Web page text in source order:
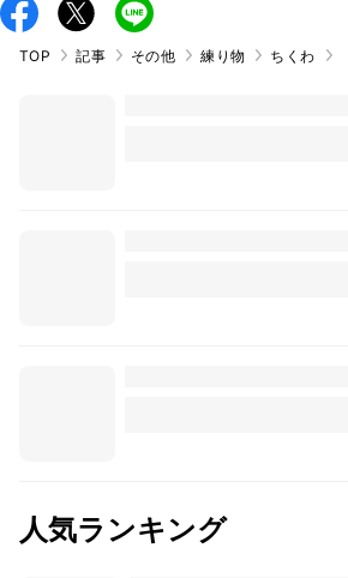
TOP 記事 その他 練り物 ちくわ
人気ランキング